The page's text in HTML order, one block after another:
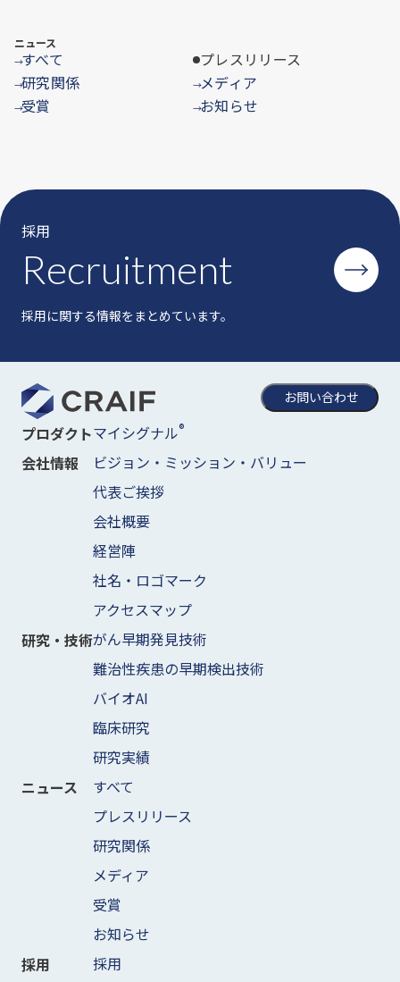
ニュース
→すべて プレスリリース
→研究関係 →メディア
→受賞 →お知らせ
採用
Recruitment
採用に関する情報をまとめています。
お問い合わせ
プロダクトマイシグナル®
会社情報
ビジョン・ミッション・バリュー
代表ご挨拶
会社概要
経営陣
社名・ロゴマーク
アクセスマップ
研究・技術がん早期発見技術
難治性疾患の早期検出技術
バイオAI
臨床研究
研究実績
ニュース
すべて
プレスリリース
研究関係
メディア
受賞
お知らせ
採用
採用